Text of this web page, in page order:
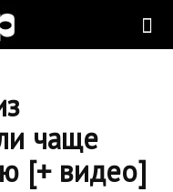
чаще
[+ видео]